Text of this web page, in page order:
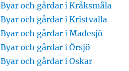
Byar och gårdar i Kråksmåla
Byar och gårdar i Kristvalla
Byar och gårdar i Madesjö
Byar och gårdar i Örsjö
Byar och gårdar i Oskar